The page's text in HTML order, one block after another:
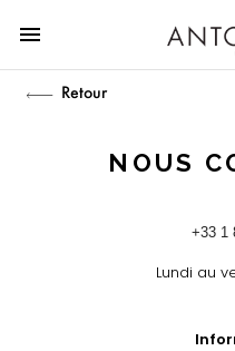
menu
Retour
NOUS
+33 1
Lundi au